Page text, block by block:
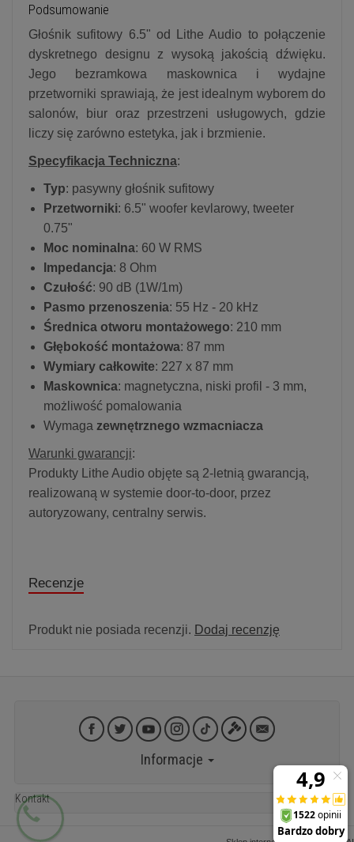
Podsumowanie
Głośnik sufitowy 6.5" od Lithe Audio to połączenie
dyskretnego designu z wysoką jakością dźwięku.
Jego bezramkowa maskownica i wydajne
przetworniki sprawiają, że jest idealnym wyborem do
salonów, biur oraz przestrzeni usługowych, gdzie
liczy się zarówno estetyka, jak i brzmienie.
Specyfikacja Techniczna:
Typ: pasywny głośnik sufitowy
Przetworniki: 6.5" woofer kevlarowy, tweeter
0.75"
Moc nominalna: 60 W RMS
Impedancja: 8 Ohm
Czułość: 90 dB (1W/1m)
Pasmo przenoszenia: 55 Hz - 20 kHz
Średnica otworu montażowego: 210 mm
Głębokość montażowa: 87 mm
Wymiary całkowite: 227 x 87 mm
Maskownica: magnetyczna, niski profil - 3 mm,
możliwość pomalowania
Wymaga zewnętrznego wzmacniacza
Warunki gwarancji:
Produkty Lithe Audio objęte są 2-letnią gwarancją,
realizowaną w systemie door-to-door, przez
autoryzowany, centralny serwis.
Recenzje
Produkt nie posiada recenzji. Dodaj recenzję
Informacje
Kontakt